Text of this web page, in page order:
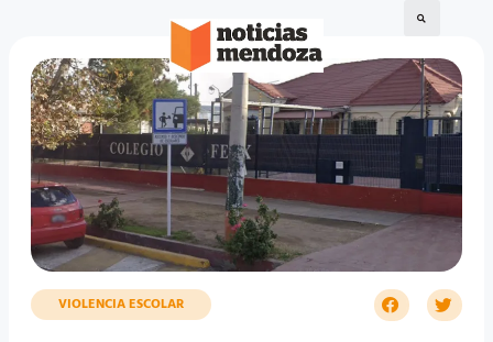
VIOLENCIA ESCOLAR